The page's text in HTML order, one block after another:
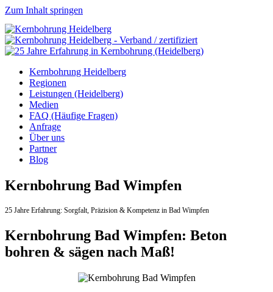
Zum Inhalt springen
Kernbohrung Heidelberg
Regionen
Leistungen (Heidelberg)
Medien
FAQ (Häufige Fragen)
Anfrage
Über uns
Partner
Blog
Kernbohrung Bad Wimpfen
25 Jahre Erfahrung: Sorgfalt, Präzision & Kompetenz in Bad Wimpfen
Kernbohrung Bad Wimpfen: Beton
bohren & sägen nach Maß!